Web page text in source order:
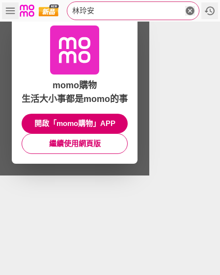
林玲安
momo購物
生活大小事都是momo的事
開啟「momo購物」APP
繼續使用網頁版